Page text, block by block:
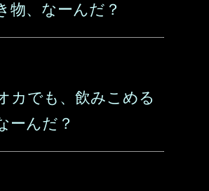
物、なーんだ？
カでも、飲みこめる
ーんだ？